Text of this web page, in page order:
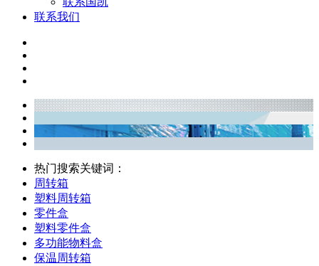
联系我们
热门搜索关键词：
周转箱
塑料周转箱
零件盒
塑料零件盒
多功能物料盒
保温周转箱